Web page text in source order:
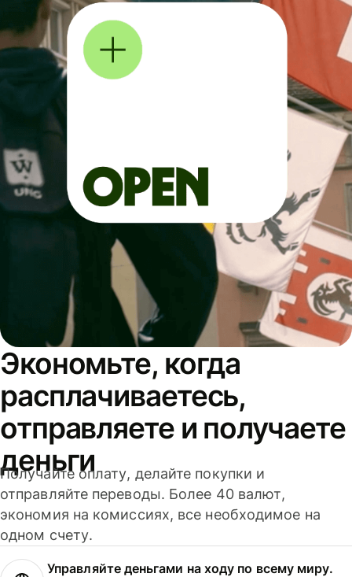
Экономьте, когда
расплачиваетесь,
отправляете и получаете
деньги
Получайте оплату, делайте покупки и
отправляйте переводы. Более 40 валют,
экономия на комиссиях, все необходимое на
одном счету.
Управляйте деньгами на ходу по всему миру.